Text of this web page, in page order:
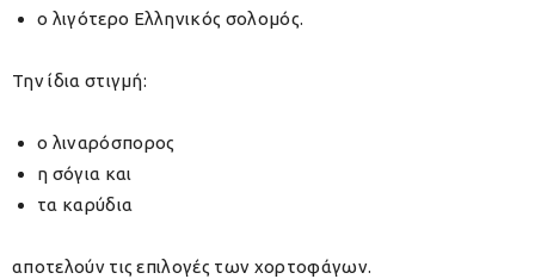
ο λιγότερο Ελληνικός σολομός.
Την ίδια στιγμή:
ο λιναρόσπορος
η σόγια και
τα καρύδια
αποτελούν τις επιλογές των χορτοφάγων.